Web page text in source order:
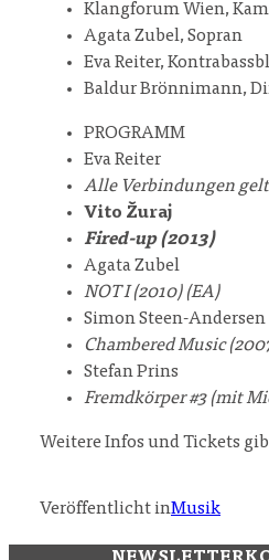
Klangforum Wien,
Agata Zubel, Sopran
Eva Reiter,
Baldur Brönnimann,
PROGRAMM
Eva Reiter
Alle Verbindungen
Vito Žuraj
Fired-up (2013)
Agata Zubel
NOT I (2010) (EA)
Simon Steen-Andersen
Chambered Music
Stefan Prins
Fremdkörper #3 (mit
Weitere Infos und Tickets
Veröffentlicht inMusik